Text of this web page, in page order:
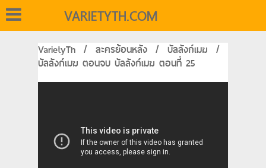
VARIETYTH.COM
VarietyTh / ละครย้อนหลัง / บัลลังก์เมฆ /
บัลลังก์เมฆ ตอนจบ บัลลังก์เมฆ ตอนที่ 25